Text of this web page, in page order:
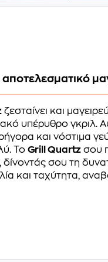
αποτελεσματικό
ζεσταίνει και
υπέρυθρο γκριλ.
και νόστιμα
ΤοGrill Quartz σου
δίνοντάς σου τη
και ταχύτητα,